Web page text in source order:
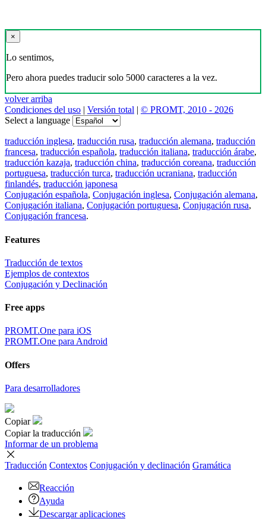
×
Lo sentimos,
Pero ahora puedes traducir solo 5000 caracteres a la vez.
volver arriba
Condiciones del uso | Versión total | © PROMT, 2010 - 2026
Select a language
traducción inglesa, traducción rusa, traducción alemana, traducción
francesa, traducción española, traducción italiana, traducción árabe,
traducción kazaja, traducción china, traducción coreana, traducción
portuguesa, traducción turca, traducción ucraniana, traducción
finlandés, traducción japonesa
Conjugación española, Conjugación inglesa, Conjugación alemana,
Conjugación italiana, Conjugación portuguesa, Conjugación rusa,
Conjugación francesa.
Features
Traducción de textos
Ejemplos de contextos
Conjugación y Declinación
Free apps
PROMT.One para iOS
PROMT.One para Android
Offers
Para desarrolladores
Copiar
Copiar la traducción
Informar de un problema
Traducción Contextos Conjugación y declinación Gramática
Reacción
Ayuda
Descargar aplicaciones